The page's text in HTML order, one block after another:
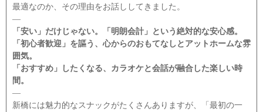
最適なのか、その理由をお話ししてきました。
―
「安い」だけじゃない。「明朗会計」という絶対的な安心感。
「初心者歓迎」を謳う、心からのおもてなしとアットホームな雰
囲気。
「おすすめ」したくなる、カラオケと会話が融合した楽しい時
間。
―
新橋には魅力的なスナックがたくさんありますが、「最初の一